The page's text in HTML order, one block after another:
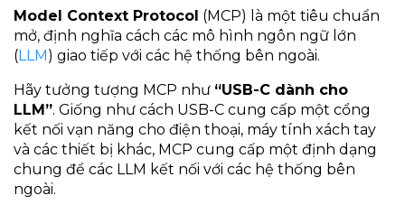
Model Context Protocol (MCP) là một tiêu chuẩn
mở, định nghĩa cách các mô hình ngôn ngữ lớn
(LLM) giao tiếp với các hệ thống bên ngoài.
Hãy tưởng tượng MCP như “USB-C dành cho
LLM”. Giống như cách USB-C cung cấp một cổng
kết nối vạn năng cho điện thoại, máy tính xách tay
và các thiết bị khác, MCP cung cấp một định dạng
chung để các LLM kết nối với các hệ thống bên
ngoài.